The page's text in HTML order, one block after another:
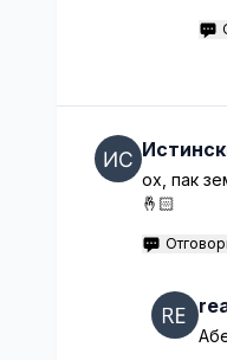
ох, пак
🤞🏻